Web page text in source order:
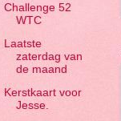
Challenge 52
WTC
Laatste
zaterdag van
de maand
Kerstkaart voor
Jesse.